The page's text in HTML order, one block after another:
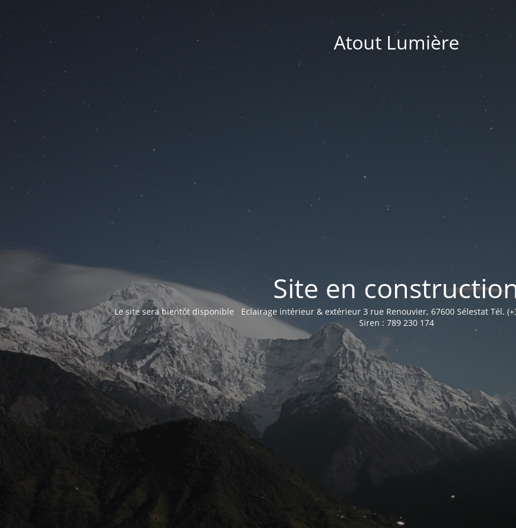
Atout Lumière
Site en
Le site sera bientôt disponible Eclairage intérieur & extérieur 3 rue Renouvier, 67600 Sélestat Tél.
Siren : 789 230 174